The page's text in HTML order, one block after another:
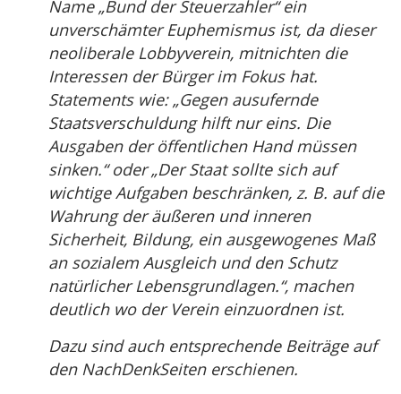
Name „Bund der Steuerzahler“ ein
unverschämter Euphemismus ist, da dieser
neoliberale Lobbyverein, mitnichten die
Interessen der Bürger im Fokus hat.
Statements wie: „Gegen ausufernde
Staatsverschuldung hilft nur eins. Die
Ausgaben der öffentlichen Hand müssen
sinken.“ oder „Der Staat sollte sich auf
wichtige Aufgaben beschränken, z. B. auf die
Wahrung der äußeren und inneren
Sicherheit, Bildung, ein ausgewogenes Maß
an sozialem Ausgleich und den Schutz
natürlicher Lebensgrundlagen.“, machen
deutlich wo der Verein einzuordnen ist.
Dazu sind auch entsprechende Beiträge auf
den NachDenkSeiten erschienen.